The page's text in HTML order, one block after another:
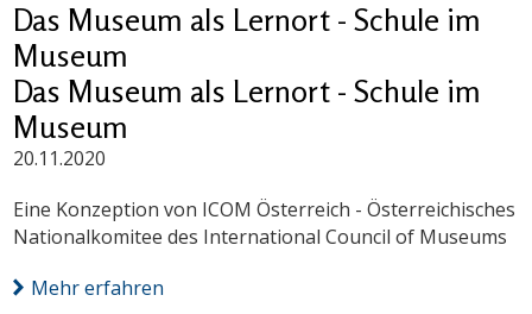
Das Museum als Lernort - Schule im
Museum
Das Museum als Lernort - Schule im
Museum
20.11.2020
Eine Konzeption von ICOM Österreich - Österreichisches
Nationalkomitee des International Council of Museums
Mehr erfahren